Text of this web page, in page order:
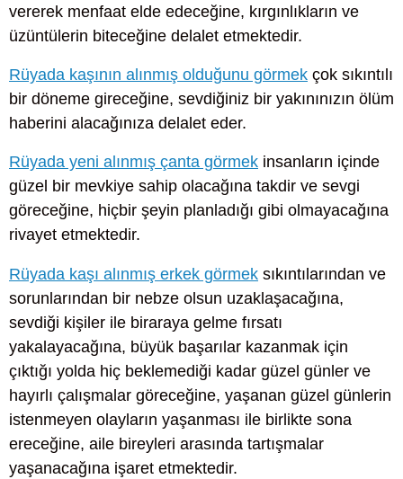
vererek menfaat elde edeceğine, kırgınlıkların ve
üzüntülerin biteceğine delalet etmektedir.
Rüyada kaşının alınmış olduğunu görmek çok sıkıntılı
bir döneme gireceğine, sevdiğiniz bir yakınınızın ölüm
haberini alacağınıza delalet eder.
Rüyada yeni alınmış çanta görmek insanların içinde
güzel bir mevkiye sahip olacağına takdir ve sevgi
göreceğine, hiçbir şeyin planladığı gibi olmayacağına
rivayet etmektedir.
Rüyada kaşı alınmış erkek görmek sıkıntılarından ve
sorunlarından bir nebze olsun uzaklaşacağına,
sevdiği kişiler ile biraraya gelme fırsatı
yakalayacağına, büyük başarılar kazanmak için
çıktığı yolda hiç beklemediği kadar güzel günler ve
hayırlı çalışmalar göreceğine, yaşanan güzel günlerin
istenmeyen olayların yaşanması ile birlikte sona
ereceğine, aile bireyleri arasında tartışmalar
yaşanacağına işaret etmektedir.